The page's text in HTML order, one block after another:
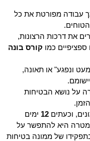
עבודה מפורטת את כל
את דרכות הרצונות,
כמו קורס בונה
ונפגע" או תאונה,
על נושא הבטיחות
וכעתים 12 ימים
היא להתפשר על
של ממונה בטיחות